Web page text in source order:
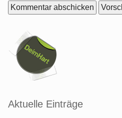
Seitenleiste
Aktuelle Einträge